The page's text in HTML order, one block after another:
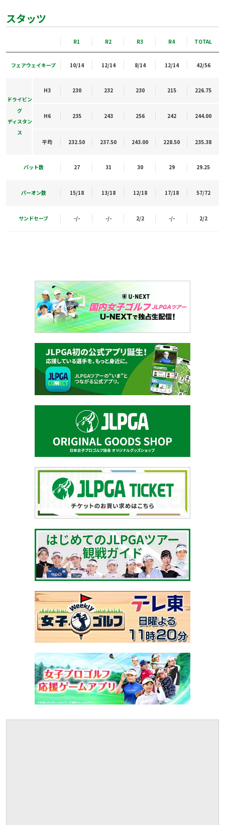
スタッツ
R1 R2 R3 R4 TOTAL
フェアウェイキープ 10/14 12/14 8/14 12/14 42/56
ドライビン
グ
ディスタン
ス
H3 230 232 230 215 226.75
H6 235 243 256 242 244.00
平均 232.50 237.50 243.00 228.50 235.38
パット数 27 31 30 29 29.25
パーオン数 15/18 13/18 12/18 17/18 57/72
サンドセーブ -/- -/- 2/2 -/- 2/2